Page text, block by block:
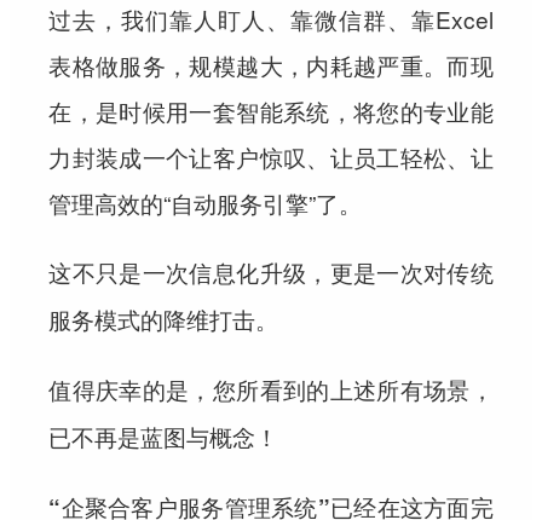
过去，我们靠人盯人、靠微信群、靠Excel
表格做服务，规模越大，内耗越严重。而现
在，是时候用一套智能系统，将您的专业能
力封装成一个让客户惊叹、让员工轻松、让
管理高效的“自动服务引擎”了。
这不只是一次信息化升级，更是一次对传统
服务模式的降维打击。
值得庆幸的是，您所看到的上述所有场景，
已不再是蓝图与概念！
“企聚合客户服务管理系统”已经在这方面完